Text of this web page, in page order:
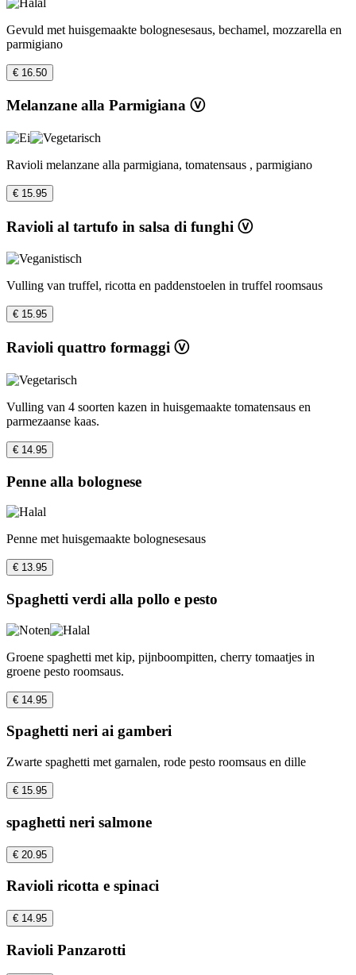
Gevuld met huisgemaakte bolognesesaus, bechamel, mozzarella en
parmigiano
€ 16.50
Melanzane alla Parmigiana ⓥ
Ravioli melanzane alla parmigiana, tomatensaus , parmigiano
€ 15.95
Ravioli al tartufo in salsa di funghi ⓥ
Vulling van truffel, ricotta en paddenstoelen in truffel roomsaus
€ 15.95
Ravioli quattro formaggi ⓥ
Vulling van 4 soorten kazen in huisgemaakte tomatensaus en
parmezaanse kaas.
€ 14.95
Penne alla bolognese
Penne met huisgemaakte bolognesesaus
€ 13.95
Spaghetti verdi alla pollo e pesto
Groene spaghetti met kip, pijnboompitten, cherry tomaatjes in
groene pesto roomsaus.
€ 14.95
Spaghetti neri ai gamberi
Zwarte spaghetti met garnalen, rode pesto roomsaus en dille
€ 15.95
spaghetti neri salmone
€ 20.95
Ravioli ricotta e spinaci
€ 14.95
Ravioli Panzarotti